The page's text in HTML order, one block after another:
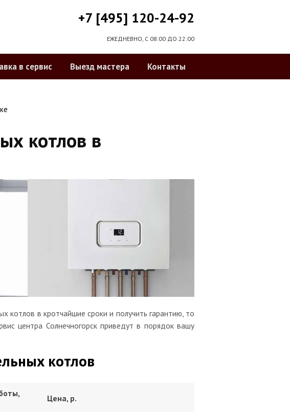
+7 [495] 120-24-92
ЕЖЕДНЕВНО, С 08:00 ДО 22:00
в сервис Выезд мастера Контакты
котлов в
котлов в кротчайшие сроки и получить гарантию, то
центра Солнечногорск приведут в порядок вашу
котлов
Цена, р.